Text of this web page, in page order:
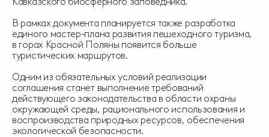
В рамках документа планируется также разработка
единого мастер-плана развития пешеходного туризма,
в горах Красной Поляны появится больше
туристических маршрутов.
Одним из обязательных условий реализации
соглашения станет выполнение требований
действующего законодательства в области охраны
окружающей среды, рационального использования и
воспроизводства природных ресурсов, обеспечения
экологической безопасности.